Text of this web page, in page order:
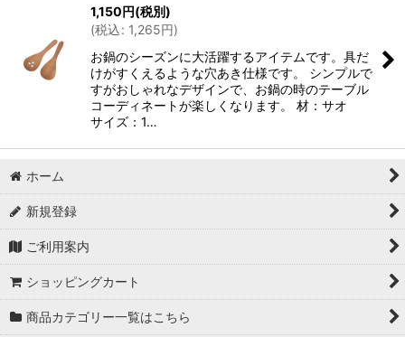
1,150円(税別)
(税込: 1,265円)
お鍋のシーズンに大活躍するアイテムです。具だ
けがすくえるような穴あき仕様です。 シンプルで
すがおしゃれなデザインで、お鍋の時のテーブル
コーディネートが楽しくなります。 材：サオ
サイズ：1…
ホーム
新規登録
ご利用案内
ショッピングカート
商品カテゴリー一覧はこちら